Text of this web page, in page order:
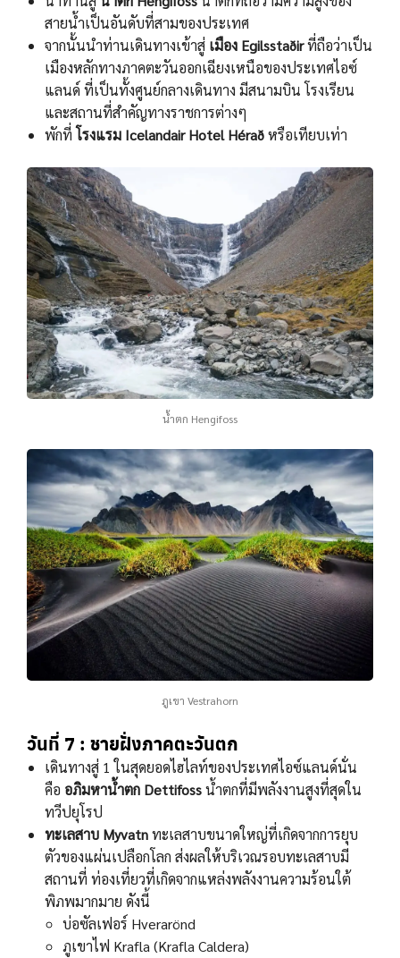
สายนํ้าเป็นอันดับที่สามของประเทศ
จากนั้นนําท่านเดินทางเข้าสู่ เมือง Egilsstaðirที่ถือว่าเป็น
เมืองหลักทางภาคตะวันออกเฉียงเหนือของประเทศไอซ์
แลนด์ ที่เป็นทั้งศูนย์กลางเดินทาง มีสนามบิน โรงเรียน
และสถานที่สําคัญทางราชการต่างๆ
พักที่โรงแรม Icelandair Hotel Héraðหรือเทียบเท่า
น้ำตก Hengifoss
ภูเขา Vestrahorn
วันที่ 7 : ชายฝั่งภาคตะวันตก
เดินทางสู่ 1 ในสุดยอดไฮไลท์ของประเทศไอซ์แลนด์นั่น
คือ อภิมหาน้ำตก Dettifossนํ้าตกที่มีพลังงานสูงที่สุดใน
ทวีปยุโรป
ทะเลสาบ Myvatnทะเลสาบขนาดใหญ่ที่เกิดจากการยุบ
ตัวของแผ่นเปลือกโลก ส่งผลให้บริเวณรอบทะเลสาบมี
สถานที่ ท่องเที่ยวที่เกิดจากแหล่งพลังงานความร้อนใต้
พิภพมากมาย ดังนี้
บ่อซัลเฟอร์ Hverarönd
ภูเขาไฟ Krafla (Krafla Caldera)